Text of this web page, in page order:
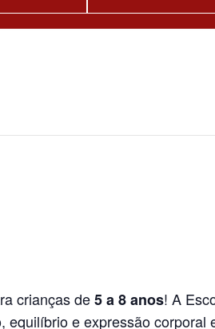
crianças de5 a 8 anos! A
e expressão corporal